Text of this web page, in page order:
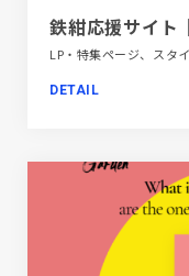
鉄紺応援サイト
DETAIL